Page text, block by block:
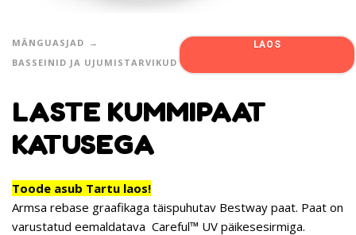
MÄNGUASJAD
BASSEINID JA UJUMISTARVIKUD
LAOS
LASTE KUMMIPAAT
KATUSEGA
Toode asub Tartu laos!
Armsa rebase graafikaga täispuhutav Bestway paat. Paat on
varustatud eemaldatava Careful™ UV päikesesirmiga.